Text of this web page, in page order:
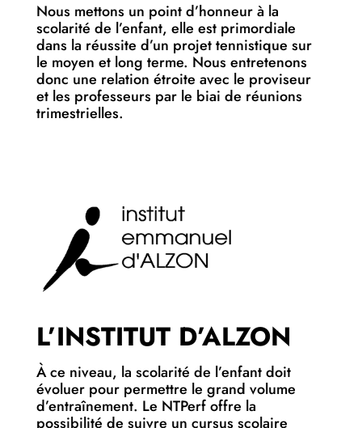
Nous mettons un point d’honneur à la
scolarité de l’enfant, elle est primordiale
dans la réussite d’un projet tennistique sur
le moyen et long terme. Nous entretenons
donc une relation étroite avec le proviseur
et les professeurs par le biai de réunions
trimestrielles.
L’INSTITUT D’ALZON
À ce niveau, la scolarité de l’enfant doit
évoluer pour permettre le grand volume
d’entraînement. Le NTPerf offre la
possibilité de suivre un cursus scolaire